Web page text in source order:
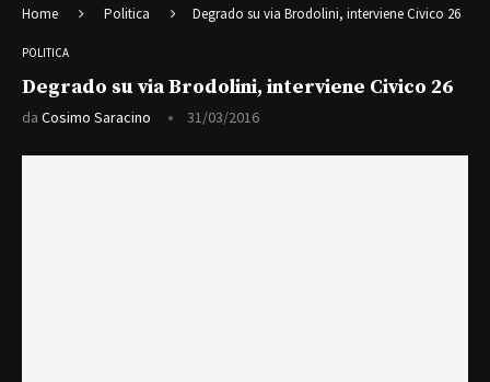
Home Politica Degrado su via Brodolini, interviene Civico 26
POLITICA
Degrado su via Brodolini, interviene Civico 26
da Cosimo Saracino 31/03/2016